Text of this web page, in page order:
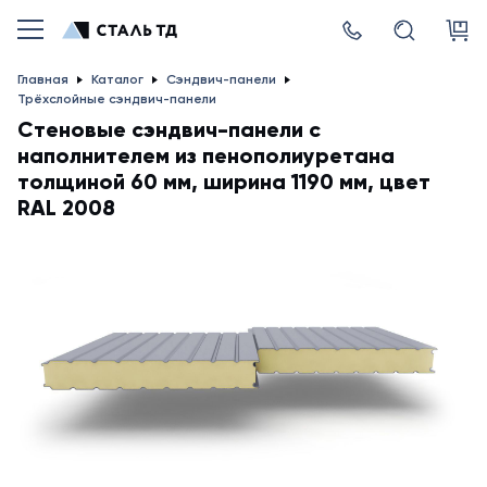
Главная Каталог
Сэндвич-панели
Трёхслойные сэндвич-панели
Стеновые сэндвич-панели с
наполнителем из пенополиуретана
толщиной 60 мм, ширина 1190 мм, цвет
RAL 2008